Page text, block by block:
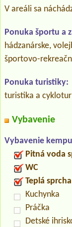
V areáli sa
Ponuka športu a
hádzanárske,
športovo-
Ponuka turistiky:
turistika a
Vybavenie
Vybavenie
Pitná voda
WC
Teplá sprcha
Kuchynka
Práčka
Detské